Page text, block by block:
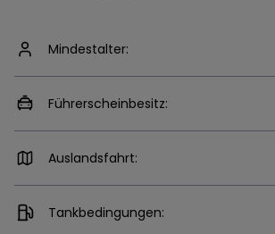
Mindestalter:
Führerscheinbesitz:
Auslandsfahrt:
Tankbedingungen: